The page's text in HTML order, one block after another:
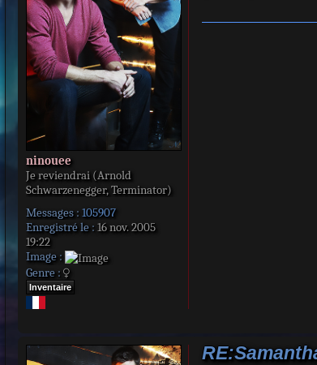
ninouee
Je reviendrai (Arnold
Schwarzenegger, Terminator)
Messages : 105907
Enregistré le : 16 nov. 2005
19:22
Image :
Genre :
Inventaire
e